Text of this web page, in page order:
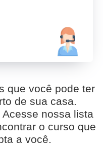
que você pode ter
de sua casa.
nossa lista
o curso que
a você.